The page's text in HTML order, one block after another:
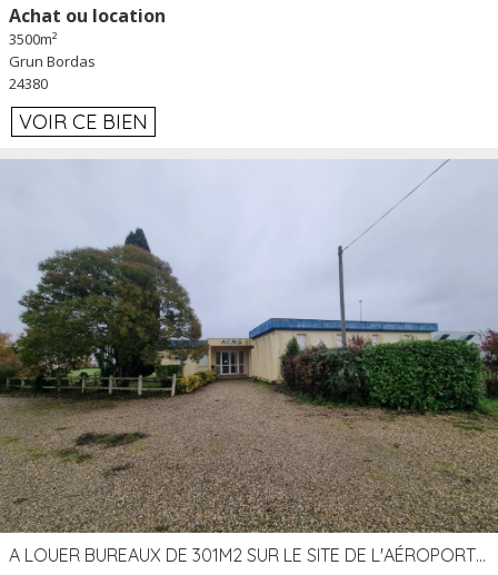
Achat ou location
3500m²
Grun Bordas
24380
VOIR CE BIEN
A LOUER BUREAUX DE 301M2 SUR LE SITE DE L'AÉROPORT AGEN LA GARENNE